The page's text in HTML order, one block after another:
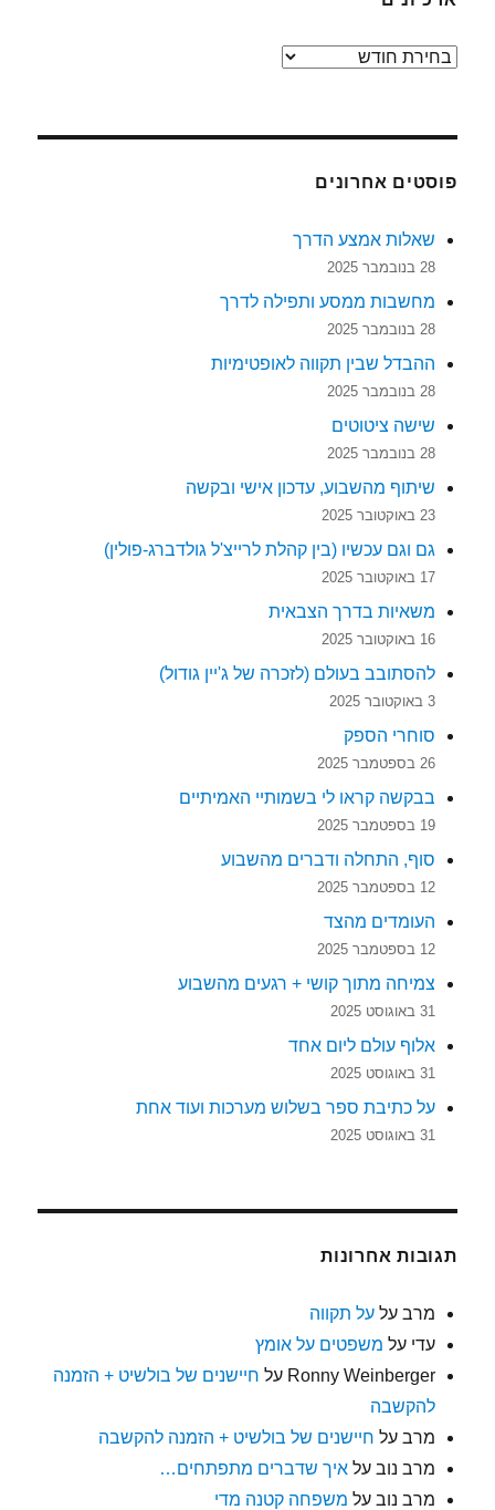
ארכיונים
פוסטים אחרונים
שאלות אמצע הדרך
28 בנובמבר 2025
מחשבות ממסע ותפילה לדרך
28 בנובמבר 2025
ההבדל שבין תקווה לאופטימיות
28 בנובמבר 2025
שישה ציטוטים
28 בנובמבר 2025
שיתוף מהשבוע, עדכון אישי ובקשה
23 באוקטובר 2025
גם וגם עכשיו (בין קהלת לרייצ'ל גולדברג-פולין)
17 באוקטובר 2025
משאיות בדרך הצבאית
16 באוקטובר 2025
להסתובב בעולם (לזכרה של ג'יין גודול)
3 באוקטובר 2025
סוחרי הספק
26 בספטמבר 2025
בבקשה קראו לי בשמותיי האמיתיים
19 בספטמבר 2025
סוף, התחלה ודברים מהשבוע
12 בספטמבר 2025
העומדים מהצד
12 בספטמבר 2025
צמיחה מתוך קושי + רגעים מהשבוע
31 באוגוסט 2025
אלוף עולם ליום אחד
31 באוגוסט 2025
על כתיבת ספר בשלוש מערכות ועוד אחת
31 באוגוסט 2025
תגובות אחרונות
מרב עלעל תקווה
עדי על משפטים על אומץ
Ronny Weinberger על חיישנים של בולשיט + הזמנה
להקשבה
מרב על חיישנים של בולשיט + הזמנה להקשבה
מרב נוב עלאיך שדברים מתפתחים…
מרב נוב על משפחה קטנה מדי